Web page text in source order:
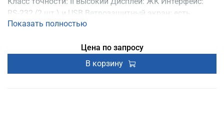
RS-232 (2 шт.) и USB Ветрозащитный экран: есть
Питание: от сети, от аккумулятора Поверка: есть
Показать полностью
Цена по запросу
В корзину